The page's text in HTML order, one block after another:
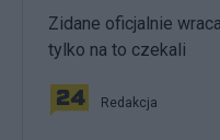
Zidane oficjalnie
tylko na to czekali
Redakcja